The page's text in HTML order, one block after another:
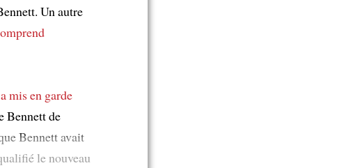
Un autre
a mis en garde
Bennett de
Bennett avait
le nouveau